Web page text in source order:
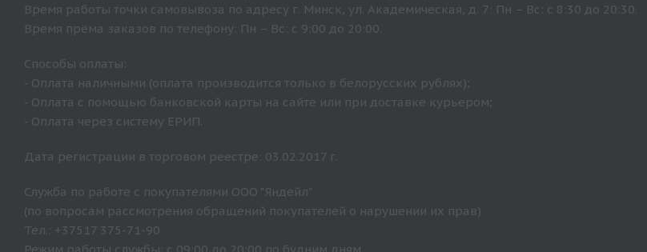
Время работы точки самовывоза по адресу г. Минск, ул. Академическая, д. 7: Пн – Вс: с 8:30 до 20:30.
Время прёма заказов по телефону: Пн – Вс: с 9:00 до 20:00.
Способы оплаты:
- Оплата наличными (оплата производится только в белорусских рублях);
- Оплата с помощью банковской карты на сайте или при доставке курьером;
- Оплата через систему ЕРИП.
Дата регистрации в торговом реестре: 03.02.2017 г.
Служба по работе с покупателями ООО "Яндейл"
(по вопросам рассмотрения обращений покупателей о нарушении их прав)
Тел.: +37517 375-71-90
Режим работы службы: с 09:00 до 20:00 по будним дням.